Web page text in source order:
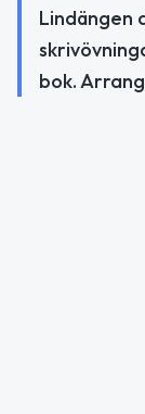
Lindängen
bok.